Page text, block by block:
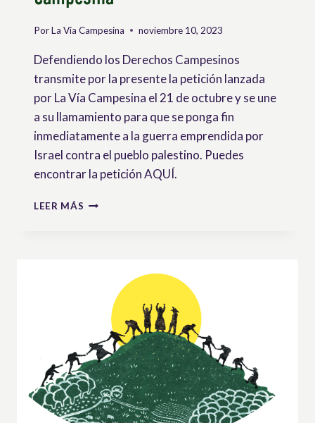
PorLa Via Campesina noviembre 10, 2023
Defendiendo los Derechos Campesinos
transmite por la presente la petición lanzada
por La Vía Campesina el 21 de octubre y se une
a su llamamiento para que se ponga fin
inmediatamente a la guerra emprendida por
Israel contra el pueblo palestino. Puedes
encontrar la petición AQUÍ.
LEER MÁS URGENTE:
PETICIÓN
INTERNACIONAL
VÍA
CAMPESINA